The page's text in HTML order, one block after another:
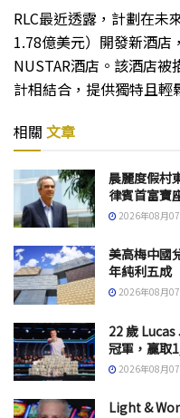
RLC最近透露，計劃在未
1.78億美元）開發新酒店
NUSTAR酒店。該酒店
計相結合，提供獨特且輕
相關 文章
晨麗度假村
律賓首富寶
2026年08月
美高梅中國
年純利五成
2026年08月
22 歲
冠軍，贏取
2026年08月
Light &